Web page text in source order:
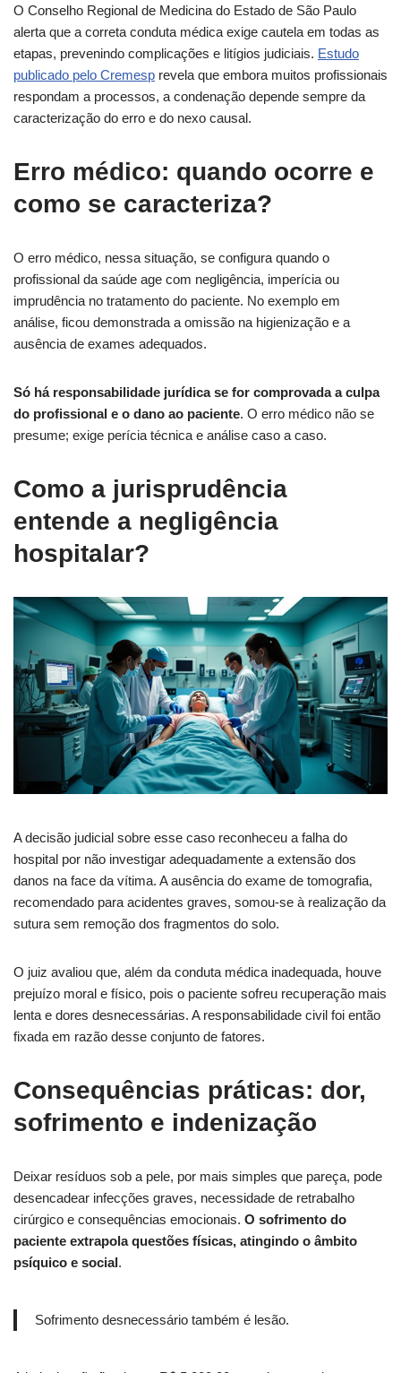
O Conselho Regional de Medicina do Estado de São Paulo
alerta que a correta conduta médica exige cautela em todas as
etapas, prevenindo complicações e litígios judiciais. Estudo
publicado pelo Cremesp revela que embora muitos profissionais
respondam a processos, a condenação depende sempre da
caracterização do erro e do nexo causal.
Erro médico: quando ocorre e
como se caracteriza?
O erro médico, nessa situação, se configura quando o
profissional da saúde age com negligência, imperícia ou
imprudência no tratamento do paciente. No exemplo em
análise, ficou demonstrada a omissão na higienização e a
ausência de exames adequados.
Só há responsabilidade jurídica se for comprovada a culpa
do profissional e o dano ao paciente. O erro médico não se
presume; exige perícia técnica e análise caso a caso.
Como a jurisprudência
entende a negligência
hospitalar?
A decisão judicial sobre esse caso reconheceu a falha do
hospital por não investigar adequadamente a extensão dos
danos na face da vítima. A ausência do exame de tomografia,
recomendado para acidentes graves, somou-se à realização da
sutura sem remoção dos fragmentos do solo.
O juiz avaliou que, além da conduta médica inadequada, houve
prejuízo moral e físico, pois o paciente sofreu recuperação mais
lenta e dores desnecessárias. A responsabilidade civil foi então
fixada em razão desse conjunto de fatores.
Consequências práticas: dor,
sofrimento e indenização
Deixar resíduos sob a pele, por mais simples que pareça, pode
desencadear infecções graves, necessidade de retrabalho
cirúrgico e consequências emocionais. O sofrimento do
paciente extrapola questões físicas, atingindo o âmbito
psíquico e social.
Sofrimento desnecessário também é lesão.